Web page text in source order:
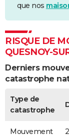
que nos
RISQUE DE
QUESNOY-
Derniers
catastrophe
Type de
catastrophe
Mouvement